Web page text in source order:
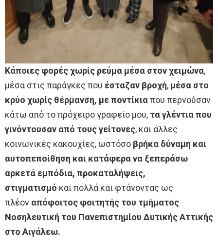
Κάποιες φορές χωρίς ρεύμα μέσα στον χειμώνα,
μέσα στις παράγκες που έσταζαν βροχή, μέσα στο
κρύο χωρίς θέρμανση, με ποντίκιαπου περνούσαν
κάτω από το πρόχειρο γραφείο μου, τα γλέντια που
γινόντουσαν από τους γείτονες, και άλλες
κοινωνικές κακουχίες, ωστόσο βρήκα δύναμη και
αυτοπεποίθηση και κατάφερα να ξεπεράσω
αρκετά εμπόδια, προκαταλήψεις,
στιγματισμό και πολλά και φτάνοντας ως
πλέον απόφοιτος φοιτητής του τμήματος
Νοσηλευτική του Πανεπιστημίου Δυτικής Αττικής
στο Αιγάλεω.